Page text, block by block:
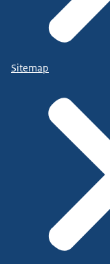
Sitemap